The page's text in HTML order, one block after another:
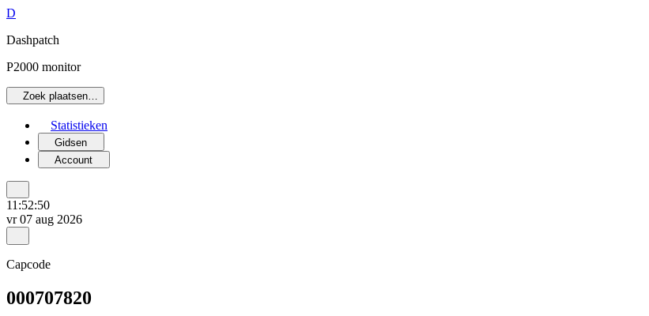
D
Dashpatch
P2000 monitor
Zoek plaatsen…
Statistieken
Gidsen
Account
11:52:50
vr 07 aug 2026
Capcode
000707820